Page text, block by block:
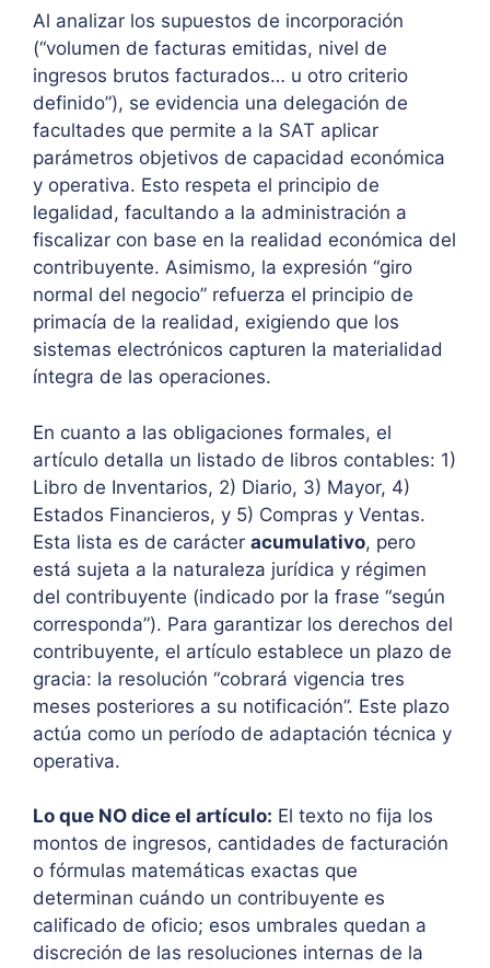
Al analizar los supuestos de incorporación
(“volumen de facturas emitidas, nivel de
ingresos brutos facturados… u otro criterio
definido”), se evidencia una delegación de
facultades que permite a la SAT aplicar
parámetros objetivos de capacidad económica
y operativa. Esto respeta el principio de
legalidad, facultando a la administración a
fiscalizar con base en la realidad económica del
contribuyente. Asimismo, la expresión “giro
normal del negocio” refuerza el principio de
primacía de la realidad, exigiendo que los
sistemas electrónicos capturen la materialidad
íntegra de las operaciones.
En cuanto a las obligaciones formales, el
artículo detalla un listado de libros contables: 1)
Libro de Inventarios, 2) Diario, 3) Mayor, 4)
Estados Financieros, y 5) Compras y Ventas.
Esta lista es de carácter acumulativo, pero
está sujeta a la naturaleza jurídica y régimen
del contribuyente (indicado por la frase “según
corresponda”). Para garantizar los derechos del
contribuyente, el artículo establece un plazo de
gracia: la resolución “cobrará vigencia tres
meses posteriores a su notificación”. Este plazo
actúa como un período de adaptación técnica y
operativa.
Lo que NO dice el artículo: El texto no fija los
montos de ingresos, cantidades de facturación
o fórmulas matemáticas exactas que
determinan cuándo un contribuyente es
calificado de oficio; esos umbrales quedan a
discreción de las resoluciones internas de la